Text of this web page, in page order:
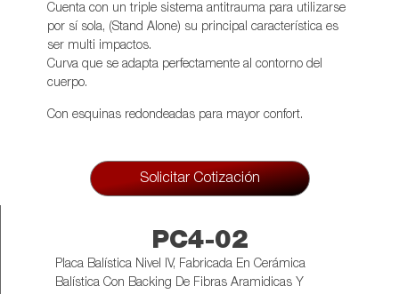
Cuenta con un triple sistema antitrauma para utilizarse
por sí sola, (Stand Alone) su principal característica es
ser multi impactos.
Curva que se adapta perfectamente al contorno del
cuerpo.
Con esquinas redondeadas para mayor confort.
Solicitar Cotización
PC4-02
Placa Balística Nivel IV, Fabricada En Cerámica
Balística Con Backing De Fibras Aramidicas Y